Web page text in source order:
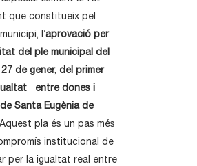
que constitueix pel
l’aprovació per
del ple municipal del
de gener, del primer
entre dones i
Santa Eugènia de
pla és un pas més
institucional de
per la igualtat real entre